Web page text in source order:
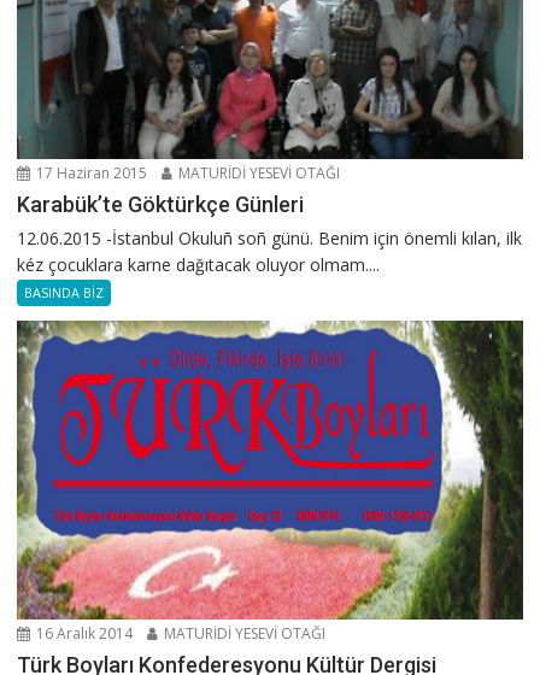
17 Haziran 2015 MATURİDİ YESEVİ OTAĞI
Karabük’te Göktürkçe Günleri
12.06.2015 -İstanbul Okuluñ soñ günü. Benim için önemli kılan, ilk
kéz çocuklara karne dağıtacak oluyor olmam....
BASINDA BİZ
16 Aralık 2014 MATURİDİ YESEVİ OTAĞI
Türk Boyları Konfederesyonu Kültür Dergisi